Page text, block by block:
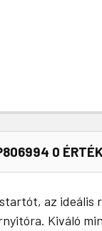
0
az
Kiváló